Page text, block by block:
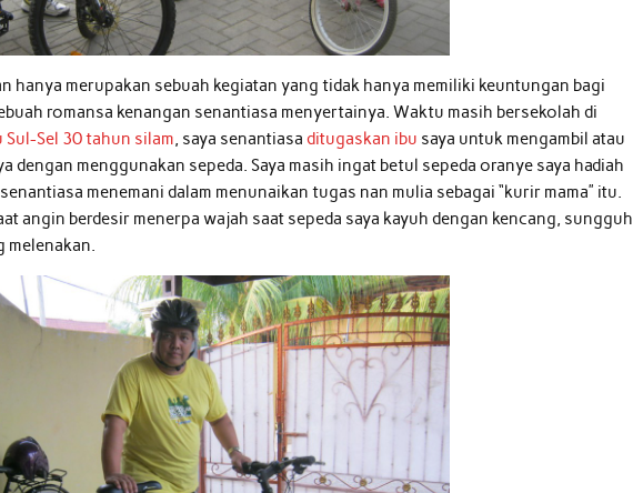
hanya merupakan sebuah kegiatan yang tidak hanya memiliki keuntungan bagi
romansa kenangan senantiasa menyertainya. Waktu masih bersekolah di
Sel 30 tahun silam, saya senantiasaditugaskan ibu saya untuk mengambil atau
dengan menggunakan sepeda. Saya masih ingat betul sepeda oranye saya hadiah
menemani dalam menunaikan tugas nan mulia sebagai “kurir mama” itu.
angin berdesir menerpa wajah saat sepeda saya kayuh dengan kencang, sungguh
melenakan.